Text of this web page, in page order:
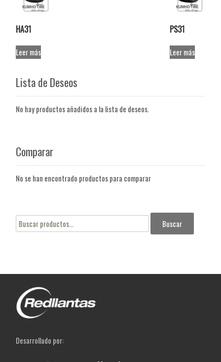
HA31
Leer más
PS31
Leer más
Lista de Deseos
No hay productos añadidos a la lista de deseos.
Comparar
No se han encontrado productos para comparar
Buscar
por:
Buscar
Desarrollado por: